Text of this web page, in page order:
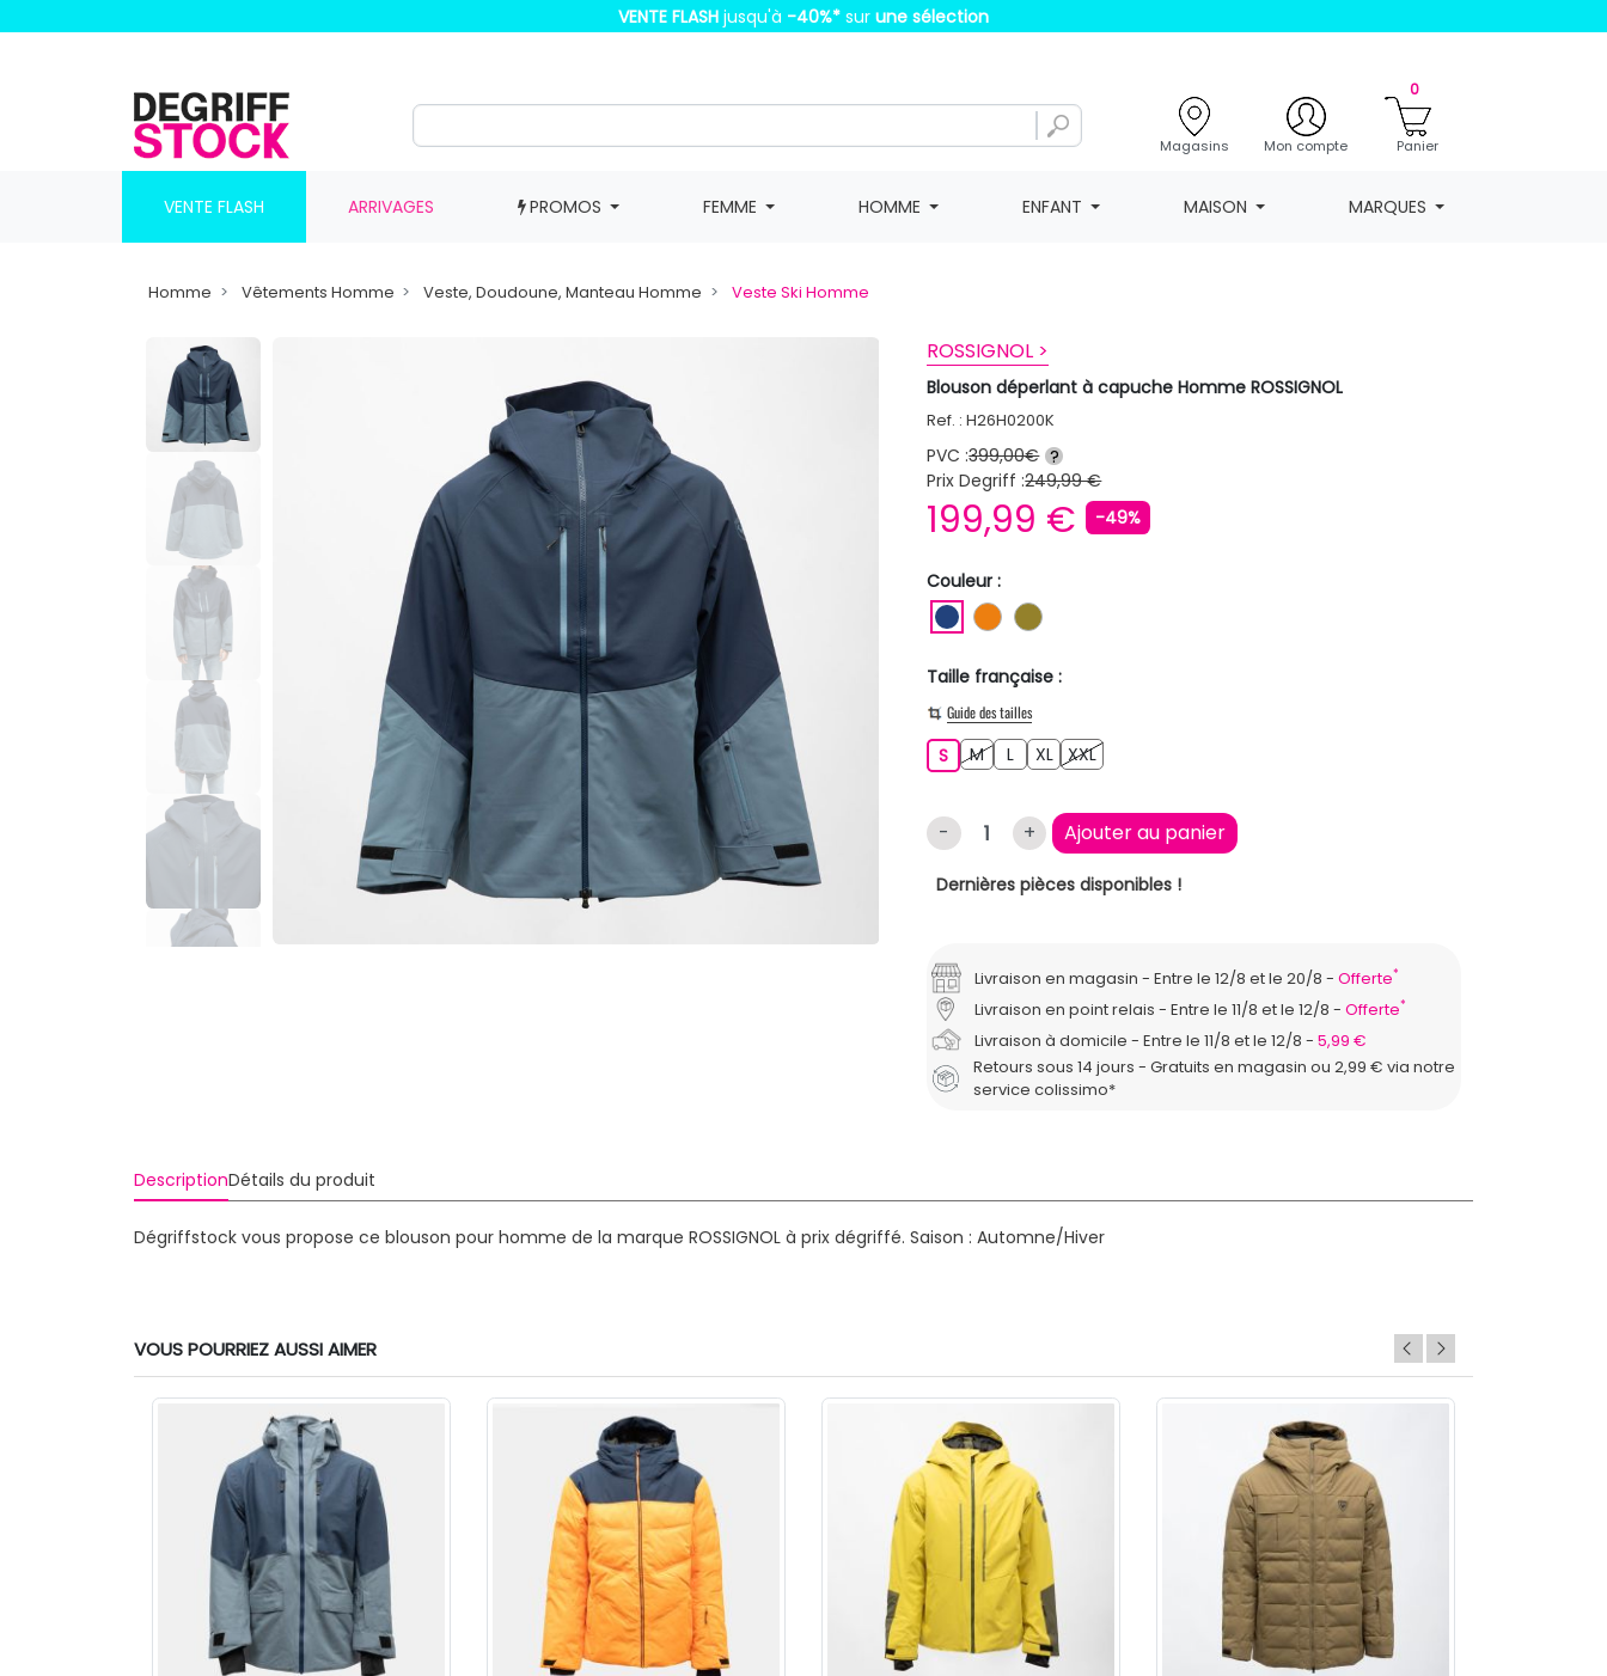
VENTE FLASH jusqu'à -40%* sur une sélection
Magasins Mon compte
0
Panier
VENTE FLASH ARRIVAGES PROMOS FEMME HOMME ENFANT MAISON MARQUES
Homme Vêtements Homme Veste, Doudoune, Manteau Homme Veste Ski Homme
ROSSIGNOL >
Blouson déperlant à capuche Homme ROSSIGNOL
Ref. : H26H0200K
PVC :399,00€ ?
Prix Degriff :249,99 €
199,99 € -49%
Couleur :
BLEU FONCE
ORANGE
KAKI
Taille française :
Guide des tailles
SS MM LL XLXLXXLXXL
- + Ajouter au panier
Dernières pièces disponibles !
Livraison en magasin Entre le 12/8 et le 20/8 Offerte*
Livraison en point relais Entre le 11/8 et le 12/8 Offerte*
Livraison à domicile Entre le 11/8 et le 12/8
5,99 €
Retours sous 14 jours - Gratuits en magasin ou 2,99 € via notre
service colissimo*
DescriptionDétails du produit
Dégriffstock vous propose ce blouson pour homme de la marque ROSSIGNOL à prix dégriffé. Saison : Automne/Hiver
VOUS POURRIEZ AUSSI AIMER